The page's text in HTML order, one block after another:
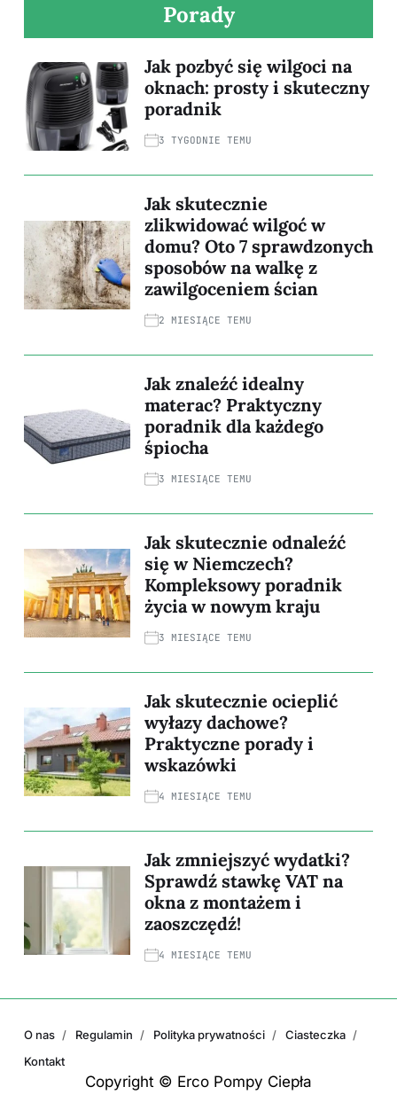
Porady
Jak pozbyć się wilgoci na
oknach: prosty i skuteczny
poradnik
3 TYGODNIE TEMU
Jak skutecznie
zlikwidować wilgoć w
domu? Oto 7 sprawdzonych
sposobów na walkę z
zawilgoceniem ścian
2 MIESIĄCE TEMU
Jak znaleźć idealny
materac? Praktyczny
poradnik dla każdego
śpiocha
3 MIESIĄCE TEMU
Jak skutecznie odnaleźć
się w Niemczech?
Kompleksowy poradnik
życia w nowym kraju
3 MIESIĄCE TEMU
Jak skutecznie ocieplić
wyłazy dachowe?
Praktyczne porady i
wskazówki
4 MIESIĄCE TEMU
Jak zmniejszyć wydatki?
Sprawdź stawkę VAT na
okna z montażem i
zaoszczędź!
4 MIESIĄCE TEMU
Copyright © Erco Pompy Ciepła
O nas Regulamin Polityka prywatności
Ciasteczka
Kontakt